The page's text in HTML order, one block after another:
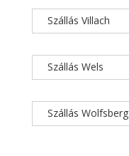
Szállás Villach
Szállás Wels
Szállás Wolfsberg